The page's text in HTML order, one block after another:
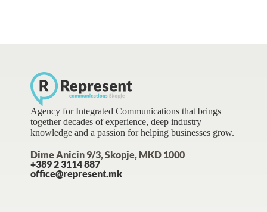
Agency for Integrated Communications that brings
together decades of experience, deep industry
knowledge and a passion for helping businesses grow.
Dime Anicin 9/3, Skopje, MKD 1000
+389 2 3114 887
office@represent.mk